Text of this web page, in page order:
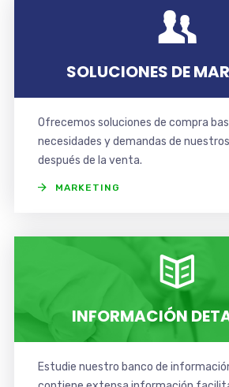
SOLUCIONES DE
Ofrecemos soluciones de compra
necesidades y demandas de
después de la venta.
MARKETING
INFORMACIÓN
Estudie nuestro banco de